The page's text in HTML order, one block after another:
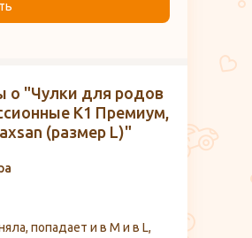
о "Чулки для родов
K1 Премиум,
(размер L)"
попадает и в М и в L,